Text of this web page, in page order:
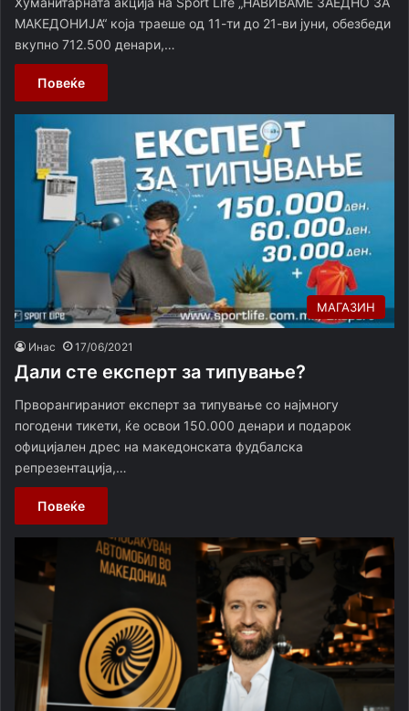
МАКЕДОНИЈА“ која траеше од 11-ти до 21-ви јуни, обезбеди
вкупно 712.500 денари,…
Повеќе
МАГАЗИН
Инас 17/06/2021
Дали сте експерт за типување?
Прворангираниот експерт за типување со најмногу
погодени тикети, ќе освои 150.000 денари и подарок
официјален дрес на македонската фудбалска
репрезентација,…
Повеќе